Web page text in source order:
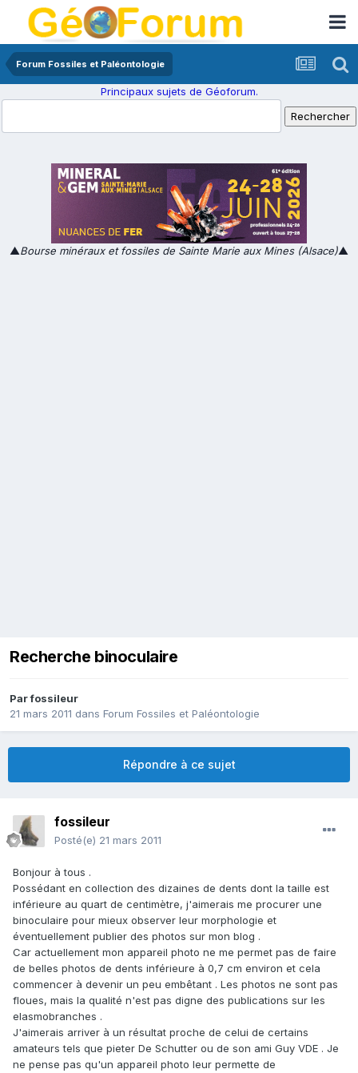
Forum Fossiles et Paléontologie
Principaux sujets de Géoforum.
▲Bourse minéraux et fossiles de Sainte Marie aux Mines (Alsace)▲
Recherche binoculaire
Parfossileur
21 mars 2011 dans Forum Fossiles et Paléontologie
Répondre à ce sujet
fossileur
Posté(e) 21 mars 2011
Bonjour à tous .
Possédant en collection des dizaines de dents dont la taille est
inférieure au quart de centimètre, j'aimerais me procurer une
binoculaire pour mieux observer leur morphologie et
éventuellement publier des photos sur mon blog .
Car actuellement mon appareil photo ne me permet pas de faire
de belles photos de dents inférieure à 0,7 cm environ et cela
commencer à devenir un peu embêtant . Les photos ne sont pas
floues, mais la qualité n'est pas digne des publications sur les
elasmobranches .
J'aimerais arriver à un résultat proche de celui de certains
amateurs tels que pieter De Schutter ou de son ami Guy VDE . Je
ne pense pas qu'un appareil photo leur permette de